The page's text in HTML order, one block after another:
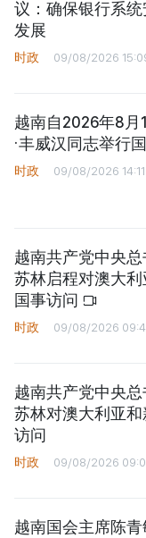
议：确保银行系
发展
时政 09/08/2026
越南自2026年8月
·丰威汉同志举行
时政 09/08/2026 14:11
越南共产党中央
苏林启程对澳大
国事访问
时政 09/08/2026
越南共产党中央
苏林对澳大利亚
访问
时政 09/08/2026
越南国会主席陈